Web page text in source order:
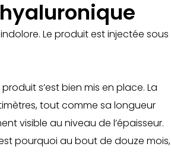
Le produit est injectée sous
s’est bien mis en place. La
tout comme sa longueur
visible au niveau de l’épaisseur.
pourquoi au bout de douze mois,